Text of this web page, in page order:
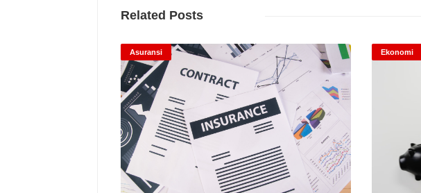
Related Posts
Asuransi Ekonomi